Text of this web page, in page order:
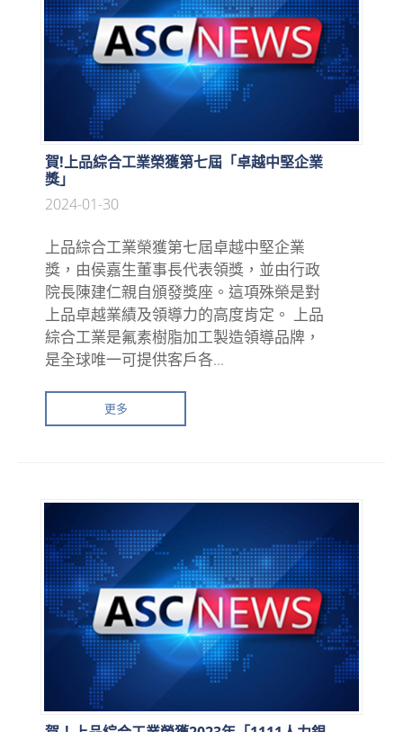
賀!上品綜合工業榮獲第七屆「卓越中堅企業
獎」
2024-01-30
上品綜合工業榮獲第七屆卓越中堅企業
獎，由侯嘉生董事長代表領獎，並由行政
院長陳建仁親自頒發獎座。這項殊榮是對
上品卓越業績及領導力的高度肯定。 上品
綜合工業是氟素樹脂加工製造領導品牌，
是全球唯一可提供客戶各...
更多